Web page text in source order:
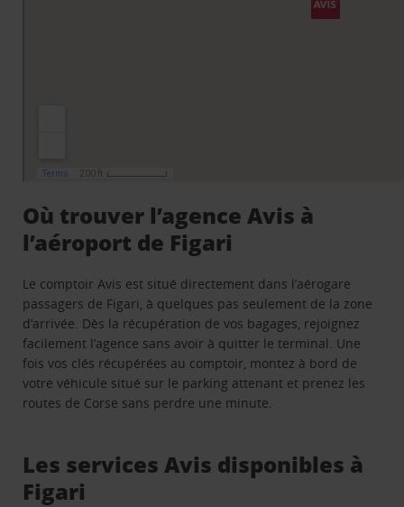
Où trouver l’agence Avis à
l’aéroport de Figari
Le comptoir Avis est situé directement dans l’aérogare
passagers de Figari, à quelques pas seulement de la zone
d’arrivée. Dès la récupération de vos bagages, rejoignez
facilement l’agence sans avoir à quitter le terminal. Une
fois vos clés récupérées au comptoir, montez à bord de
votre véhicule situé sur le parking attenant et prenez les
routes de Corse sans perdre une minute.
Les services Avis disponibles à
Figari